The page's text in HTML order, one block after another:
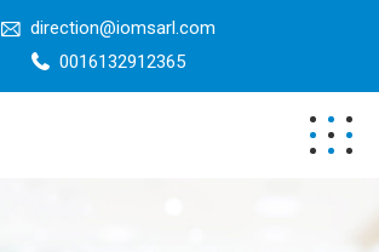
direction@iomsarl.com
0016132912365